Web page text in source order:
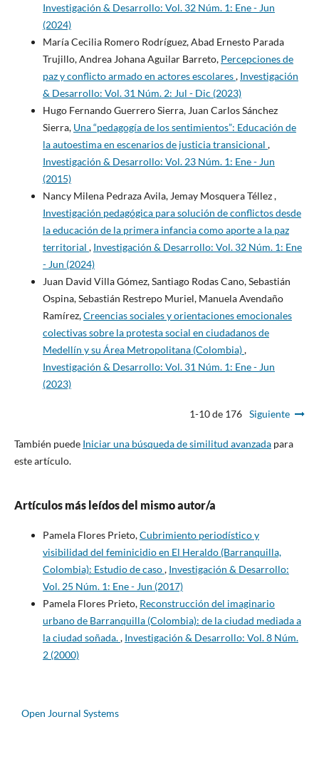
Investigación & Desarrollo: Vol. 32 Núm. 1: Ene - Jun
(2024)
María Cecilia Romero Rodríguez, Abad Ernesto Parada
Trujillo, Andrea Johana Aguilar Barreto, Percepciones de
paz y conflicto armado en actores escolares, Investigación
& Desarrollo: Vol. 31 Núm. 2: Jul - Dic (2023)
Hugo Fernando Guerrero Sierra, Juan Carlos Sánchez
Sierra, Una “pedagogía de los sentimientos”: Educación de
la autoestima en escenarios de justicia transicional ,
Investigación & Desarrollo: Vol. 23 Núm. 1: Ene - Jun
(2015)
Nancy Milena Pedraza Avila, Jemay Mosquera Téllez ,
Investigación pedagógica para solución de conflictos desde
la educación de la primera infancia como aporte a la paz
territorial , Investigación & Desarrollo: Vol. 32 Núm. 1: Ene
- Jun (2024)
Juan David Villa Gómez, Santiago Rodas Cano, Sebastián
Ospina, Sebastián Restrepo Muriel, Manuela Avendaño
Ramírez,Creencias sociales y orientaciones emocionales
colectivas sobre la protesta social en ciudadanos de
Medellín y su Área Metropolitana (Colombia),
Investigación & Desarrollo: Vol. 31 Núm. 1: Ene - Jun
(2023)
1-10 de 176 Siguiente
También puede Iniciar una búsqueda de similitud avanzadapara
este artículo.
Artículos más leídos del mismo autor/a
Pamela Flores Prieto,Cubrimiento periodístico y
visibilidad del feminicidio en El Heraldo (Barranquilla,
Colombia): Estudio de caso, Investigación & Desarrollo:
Vol. 25 Núm. 1: Ene - Jun (2017)
Pamela Flores Prieto, Reconstrucción del imaginario
urbano de Barranquilla (Colombia): de la ciudad mediada a
la ciudad soñada., Investigación & Desarrollo: Vol. 8 Núm.
2 (2000)
Open Journal Systems